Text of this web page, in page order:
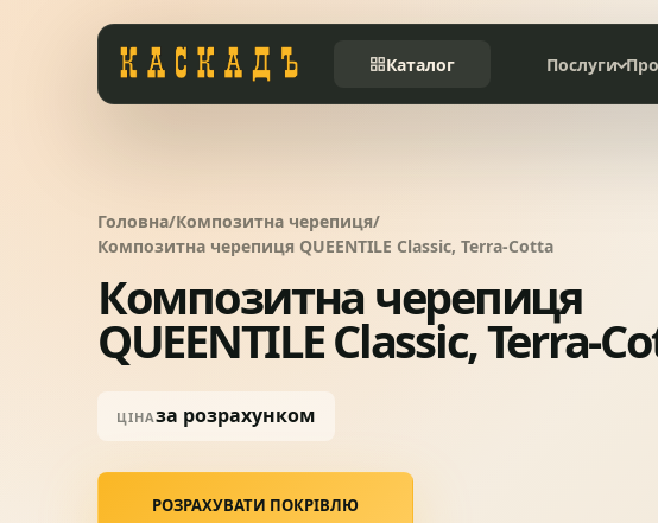
Каталог Послуги
02 Фасади та тераси
03 Заборы
Головна/Композитна черепиця/
Композитна черепиця QUEENTILE Classic, Terra-Cotta
Композитна черепиця
QUEENTILE Classic, Terra-
ЦІНАза розрахунком
РОЗРАХУВАТИ ПОКРІВЛЮ